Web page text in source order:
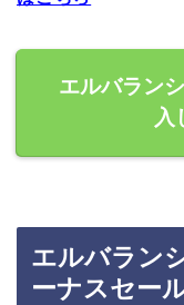
エルバラン
入
エルバラン
ーナスセー